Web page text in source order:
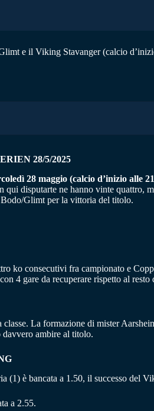
e il Viking Stavanger (calcio
28/5/2025
28 maggio (calcio d’inizio
disputarte ne hanno vinte quattro,
Glimt per la vittoria del titolo.
ko consecutivi fra campionato e
4 gare da recuperare rispetto al
classe. La formazione di mister
ambire al titolo.
(1) è bancata a 1.50, il successo del
a 2.55.